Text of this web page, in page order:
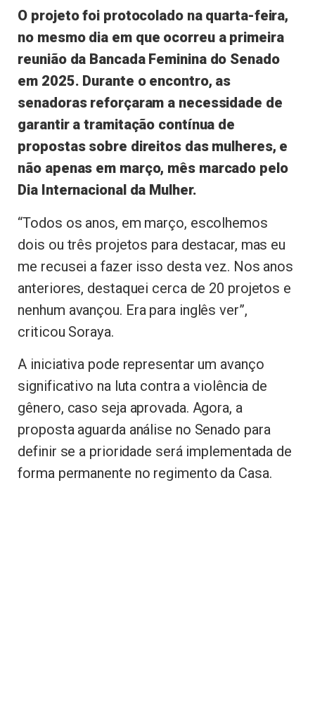
O projeto foi protocolado na quarta-feira,
no mesmo dia em que ocorreu a primeira
reunião da Bancada Feminina do Senado
em 2025. Durante o encontro, as
senadoras reforçaram a necessidade de
garantir a tramitação contínua de
propostas sobre direitos das mulheres, e
não apenas em março, mês marcado pelo
Dia Internacional da Mulher.
“Todos os anos, em março, escolhemos
dois ou três projetos para destacar, mas eu
me recusei a fazer isso desta vez. Nos anos
anteriores, destaquei cerca de 20 projetos e
nenhum avançou. Era para inglês ver”,
criticou Soraya.
A iniciativa pode representar um avanço
significativo na luta contra a violência de
gênero, caso seja aprovada. Agora, a
proposta aguarda análise no Senado para
definir se a prioridade será implementada de
forma permanente no regimento da Casa.